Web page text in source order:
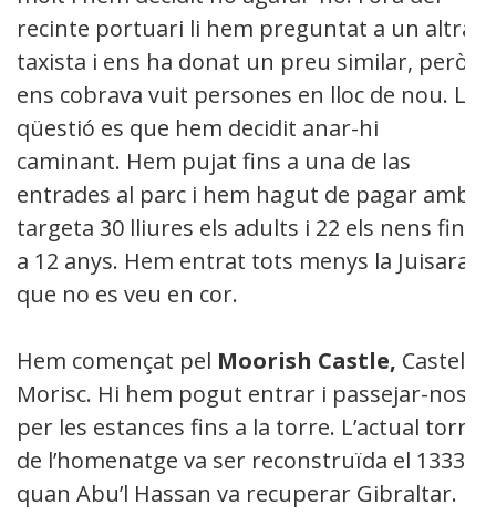
recinte portuari li hem preguntat a un altra
taxista i ens ha donat un preu similar, però
ens cobrava vuit persones en lloc de nou. La
qüestió es que hem decidit anar-hi
caminant. Hem pujat fins a una de las
entrades al parc i hem hagut de pagar amb
targeta 30 lliures els adults i 22 els nens fins
a 12 anys. Hem entrat tots menys la Juisara
que no es veu en cor.
Hem començat pel Moorish Castle, Castell
Morisc. Hi hem pogut entrar i passejar-nos
per les estances fins a la torre. L’actual torre
de l’homenatge va ser reconstruïda el 1333
quan Abu’l Hassan va recuperar Gibraltar.